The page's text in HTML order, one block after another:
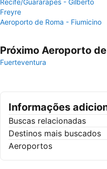
Recife/Guararapes - Gilberto
Freyre
Aeroporto de Roma - Fiumicino
Próximo Aeroporto
Fuerteventura
Informações
Buscas relacionadas
Destinos mais buscados
Aeroportos